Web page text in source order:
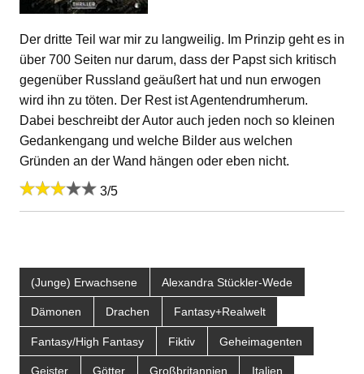
Der dritte Teil war mir zu langweilig. Im Prinzip geht es in
über 700 Seiten nur darum, dass der Papst sich kritisch
gegenüber Russland geäußert hat und nun erwogen
wird ihn zu töten. Der Rest ist Agentendrumherum.
Dabei beschreibt der Autor auch jeden noch so kleinen
Gedankengang und welche Bilder aus welchen
Gründen an der Wand hängen oder eben nicht.
3/5
(Junge) Erwachsene Alexandra Stückler-Wede
Dämonen Drachen Fantasy+Realwelt
Fantasy/High Fantasy Fiktiv Geheimagenten
Geister Götter Großbritannien Italien